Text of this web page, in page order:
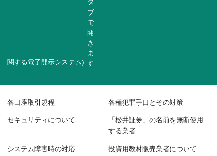
関する電子開示システム)
各口座取引規程 各種犯罪手口とその対策
セキュリティについて 「松井証券」の名前を無断使用
する業者
システム障害時の対応 投資用教材販売業者について